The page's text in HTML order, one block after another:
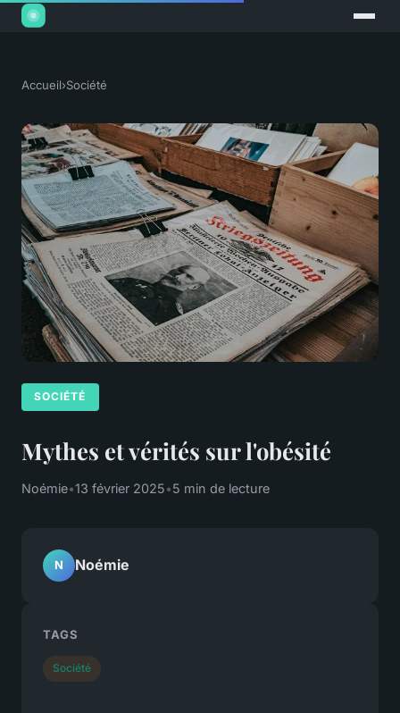
Accueil›Société
SOCIÉTÉ
Mythes et vérités sur l'obésité
Noémie•13 février 2025•5 min de lecture
N Noémie
TAGS
Société